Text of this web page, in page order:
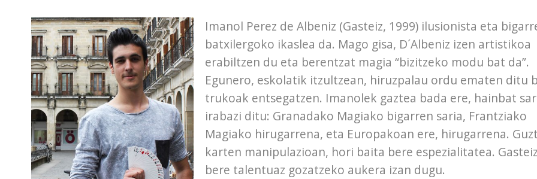
Imanol Perez de Albeniz (Gasteiz, 1999) ilusionista eta
batxilergoko ikaslea da. Mago gisa, D´Albeniz izen artistikoa
erabiltzen du eta berentzat magia “bizitzeko modu bat da”.
Egunero, eskolatik itzultzean, hiruzpalau ordu ematen ditu
trukoak entsegatzen. Imanolek gaztea bada ere, hainbat
irabazi ditu: Granadako Magiako bigarren saria, Frantziako
Magiako hirugarrena, eta Europakoan ere, hirugarrena.
karten manipulazioan, hori baita bere espezialitatea.
bere talentuaz gozatzeko aukera izan dugu.